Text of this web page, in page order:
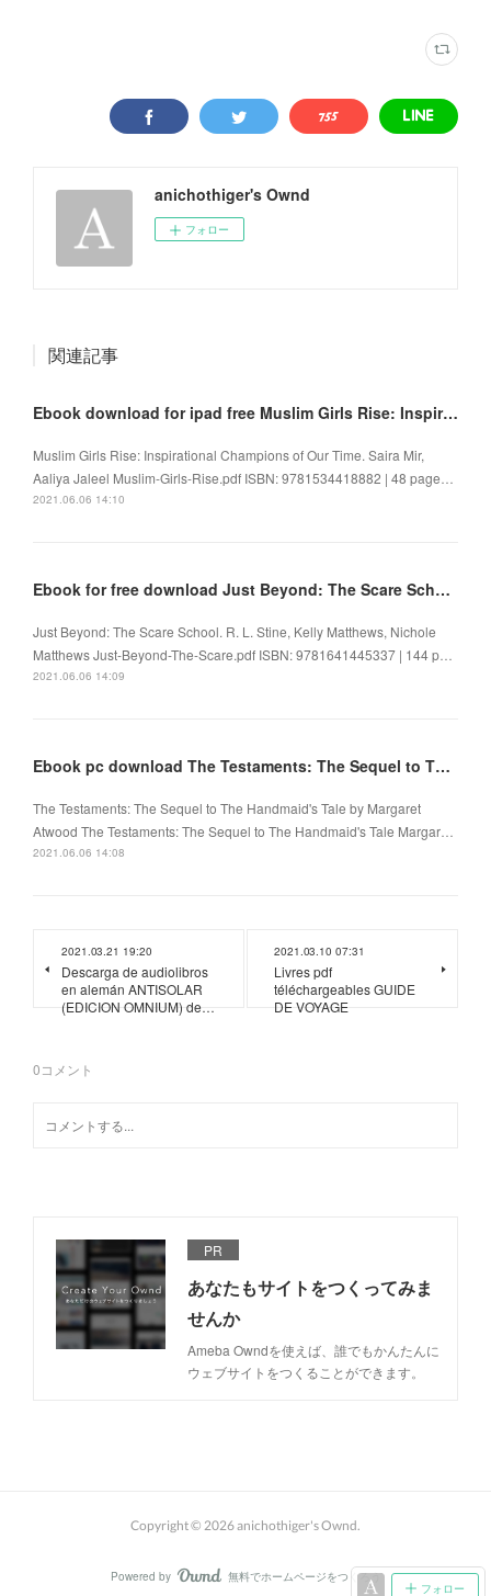
anichothiger's Ownd
フォロー
関連記事
Ebook download for ipad free Muslim Girls Rise: Inspirational Champions of Our Time
Muslim Girls Rise: Inspirational Champions of Our Time. Saira Mir,
Aaliya Jaleel Muslim-Girls-Rise.pdf ISBN: 9781534418882 | 48 page…
2021.06.06 14:10
Ebook for free download Just Beyond: The Scare School 9781641445337
Just Beyond: The Scare School. R. L. Stine, Kelly Matthews, Nichole
Matthews Just-Beyond-The-Scare.pdf ISBN: 9781641445337 | 144 p…
2021.06.06 14:09
Ebook pc download The Testaments: The Sequel to The Handmaid's Tale
The Testaments: The Sequel to The Handmaid's Tale by Margaret
Atwood The Testaments: The Sequel to The Handmaid's Tale Margar…
2021.06.06 14:08
2021.03.21 19:20
Descarga de audiolibros
en alemán ANTISOLAR
(EDICION OMNIUM) de…
2021.03.10 07:31
Livres pdf
téléchargeables GUIDE
DE VOYAGE
0コメント
PR
あなたもサイトをつくってみま
せんか
Ameba Owndを使えば、誰でもかんたんに
ウェブサイトをつくることができます。
フォロー
Copyright © 2026anichothiger's Ownd.
Powered by AmebaOwnd
無料でホームページをつくろう